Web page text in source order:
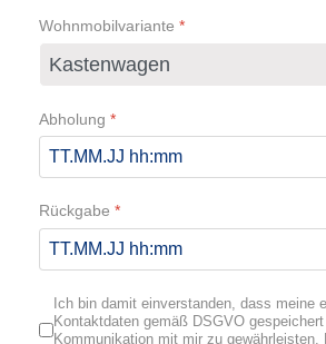
Wohnmobilvariante *
Abholung *
Rückgabe *
Ich bin damit einverstanden, dass meine
Kontaktdaten gemäß DSGVO
Kommunikation mit mir zu gewährleisten.